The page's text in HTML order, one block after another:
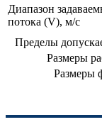
Диапазон
потока (V), м/с
Пределы
Размеры
Размеры